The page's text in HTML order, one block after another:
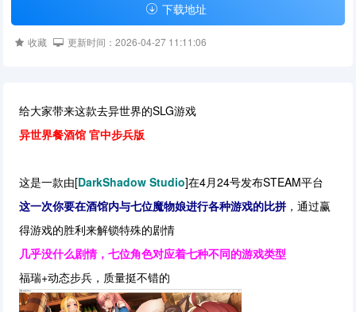
下载地址
收藏 更新时间：2026-04-27 11:11:06
给大家带来这款去异世界的SLG游戏
异世界餐酒馆 官中步兵版
这是一款由[DarkShadow Studio]在4月24号发布STEAM平台
这一次你要在酒馆内与七位魔物娘进行各种游戏的比拼，通过赢
得游戏的胜利来解锁特殊的剧情
几乎没什么剧情，七位角色对应着七种不同的游戏类型
福瑞+动态步兵，质量挺不错的